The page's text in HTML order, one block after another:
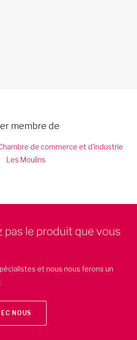
membre de
pas le produit que vous
et nous nous ferons un
NOUS